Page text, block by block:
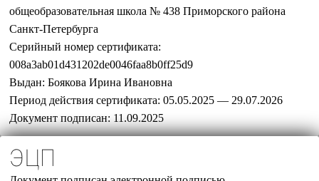
общеобразовательная школа № 438 Приморского района
Санкт-Петербурга
Серийный номер сертификата:
008a3ab01d431202de0046faa8b0ff25d9
Выдан: Боякова Ирина Ивановна
Период действия сертификата: 05.05.2025 — 29.07.2026
Документ подписан: 11.09.2025
ЭЦП